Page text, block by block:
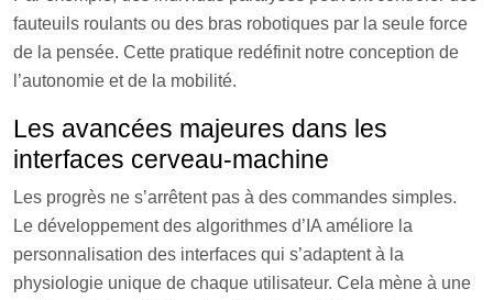
fauteuils roulants ou des bras robotiques par la seule force
de la pensée. Cette pratique redéfinit notre conception de
l’autonomie et de la mobilité.
Les avancées majeures dans les
interfaces cerveau-machine
Les progrès ne s’arrêtent pas à des commandes simples.
Le développement des algorithmes d’IA améliore la
personnalisation des interfaces qui s’adaptent à la
physiologie unique de chaque utilisateur. Cela mène à une